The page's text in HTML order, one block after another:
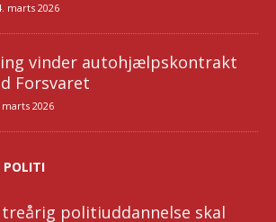
marts 2026
vinder autohjælpskontrakt
Forsvaret
marts 2026
POLITI
treårig politiuddannelse skal